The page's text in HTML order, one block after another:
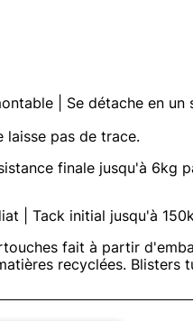
| Se détache en un
laisse pas de trace.
finale jusqu'à 6kg
| Tack initial jusqu'à
fait à partir
recyclées. Blisters